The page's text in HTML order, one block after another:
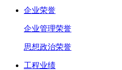
企业荣誉
企业管理荣誉
思想政治荣誉
工程业绩